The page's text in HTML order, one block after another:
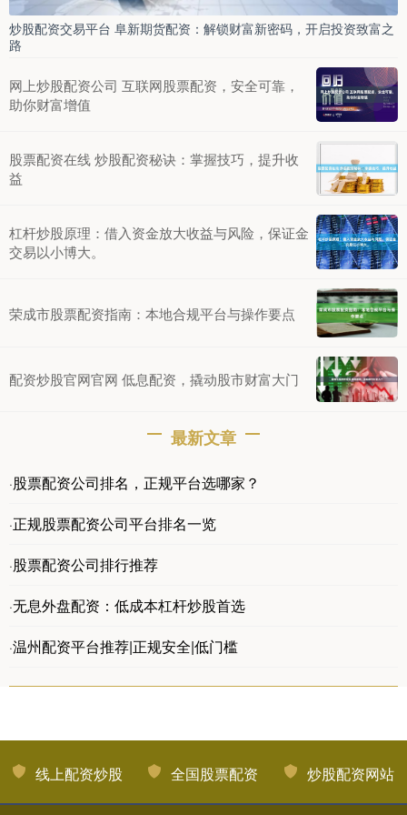
炒股配资交易平台 阜新期货配资：解锁财富新密码，开启投资致富之
路
网上炒股配资公司 互联网股票配资，安全可靠，
助你财富增值
股票配资在线 炒股配资秘诀：掌握技巧，提升收
益
杠杆炒股原理：借入资金放大收益与风险，保证金
交易以小博大。
荣成市股票配资指南：本地合规平台与操作要点
配资炒股官网官网 低息配资，撬动股市财富大门
最新文章
·股票配资公司排名，正规平台选哪家？
·正规股票配资公司平台排名一览
·股票配资公司排行推荐
·无息外盘配资：低成本杠杆炒股首选
·温州配资平台推荐|正规安全|低门槛
线上配资炒股 全国股票配资 炒股配资网站